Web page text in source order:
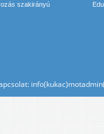
szakirányú